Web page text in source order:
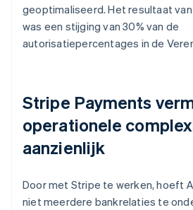
geoptimaliseerd. Het resultaat
was een stijging van 30% van de
autorisatiepercentages in de
Stripe Payments
operationele
aanzienlijk
Door met Stripe te werken, hoeft
niet meerdere bankrelaties te